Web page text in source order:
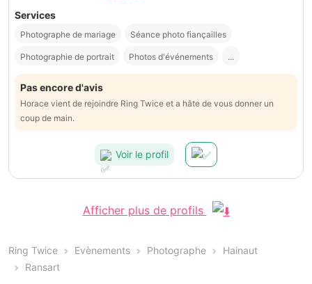
Services
Photographe de mariage Séance photo fiançailles
Photographie de portrait Photos d'événements ...
Pas encore d'avis
Horace vient de rejoindre Ring Twice et a hâte de vous donner un
coup de main.
Voir le profil
Afficher plus de profils
Ring Twice Evènements Photographe
Hainaut
Ransart